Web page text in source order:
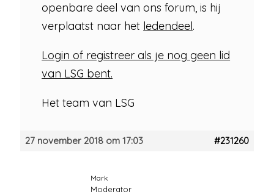
openbare deel van ons forum, is hij
verplaatst naar het ledendeel.
Login of registreer als je nog geen lid
van LSG bent.
Het team van LSG
27 november 2018 om 17:03 #231260
Mark
Moderator